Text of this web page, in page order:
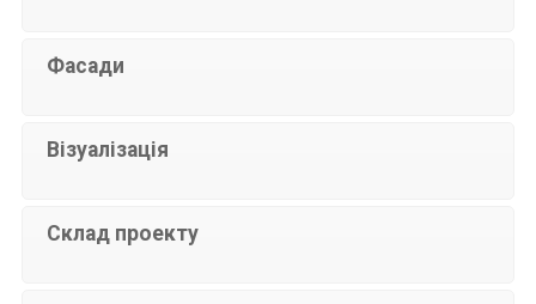
Фасади
Візуалізація
Склад проекту